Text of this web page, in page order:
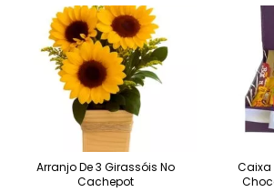
Arranjo De 3 Girassóis No
Cachepot
Caixa